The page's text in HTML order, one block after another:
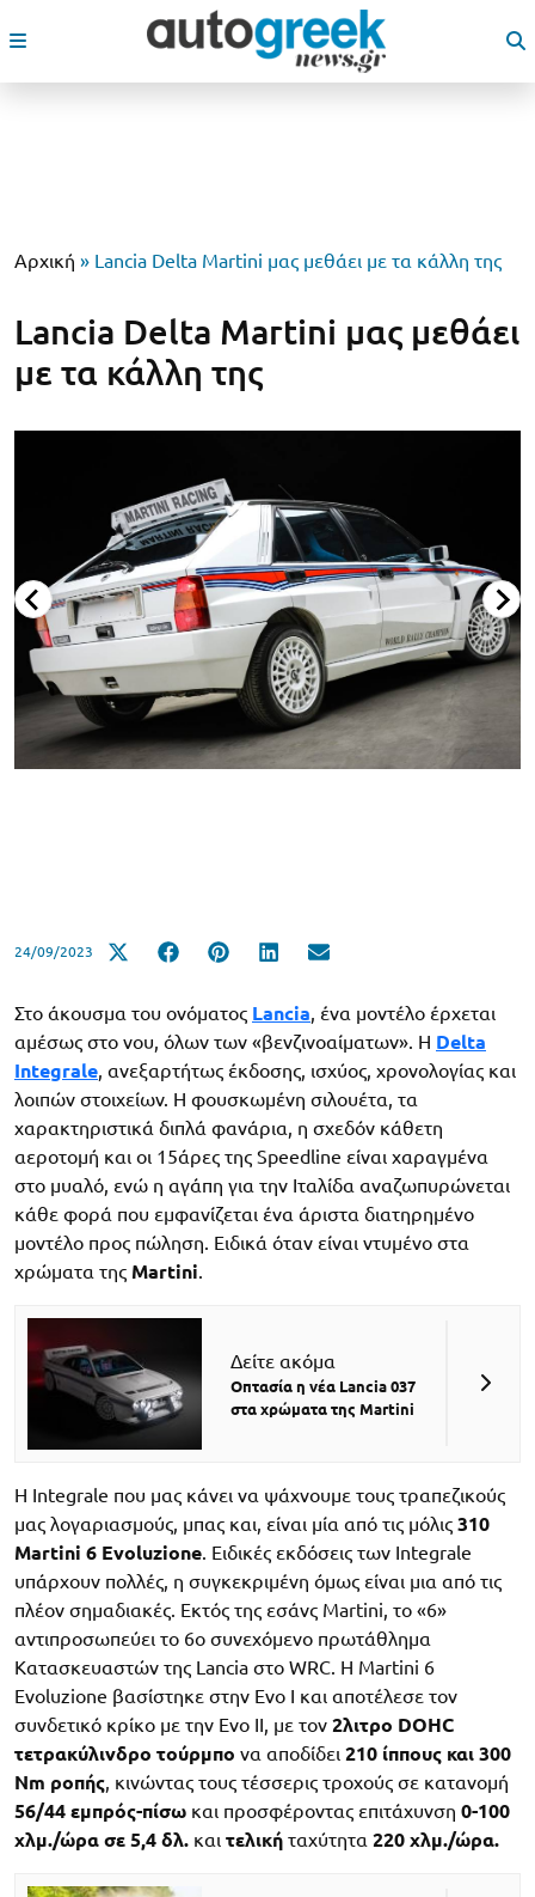
Αρχική » Lancia Delta Martini μας μεθάει με τα κάλλη της
Lancia Delta Martini μας μεθάει
με τα κάλλη της
24/09/2023
Στο άκουσμα του ονόματος Lancia, ένα μοντέλο έρχεται
αμέσως στο νου, όλων των «βενζινοαίματων». H Delta
Integrale, ανεξαρτήτως έκδοσης, ισχύος, χρονολογίας και
λοιπών στοιχείων. Η φουσκωμένη σιλουέτα, τα
χαρακτηριστικά διπλά φανάρια, η σχεδόν κάθετη
αεροτομή και οι 15άρες της Speedline είναι χαραγμένα
στο μυαλό, ενώ η αγάπη για την Ιταλίδα αναζωπυρώνεται
κάθε φορά που εμφανίζεται ένα άριστα διατηρημένο
μοντέλο προς πώληση. Ειδικά όταν είναι ντυμένο στα
χρώματα της Martini.
Δείτε ακόμα
Οπτασία η νέα Lancia 037
στα χρώματα της Martini
Η Integrale που μας κάνει να ψάχνουμε τους τραπεζικούς
μας λογαριασμούς, μπας και, είναι μία από τις μόλις 310
Martini 6 Evoluzione . Ειδικές εκδόσεις των Integrale
υπάρχουν πολλές, η συγκεκριμένη όμως είναι μια από τις
πλέον σημαδιακές. Εκτός της εσάνς Martini, το «6»
αντιπροσωπεύει το 6ο συνεχόμενο πρωτάθλημα
Κατασκευαστών της Lancia στο WRC. Η Martini 6
Evoluzione βασίστηκε στην Evo I και αποτέλεσε τον
συνδετικό κρίκο με την Evo II, με τον 2λιτρο DOHC
τετρακύλινδρο τούρμπο να αποδίδει 210 ίππους και 300
Nm ροπής , κινώντας τους τέσσερις τροχούς σε κατανομή
56/44 εμπρός-πίσω και προσφέροντας επιτάχυνση 0-100
χλμ./ώρα σε 5,4 δλ. και τελική ταχύτητα 220 χλμ./ώρα.